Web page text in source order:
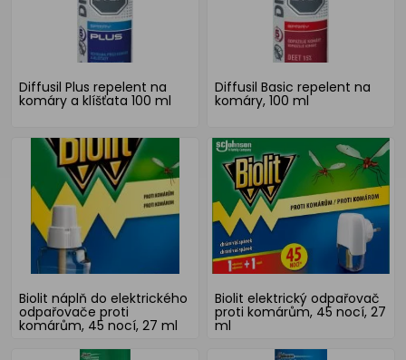
Diffusil Plus repelent na
komáry a klíšťata 100 ml
Diffusil Basic repelent na
komáry, 100 ml
Biolit náplň do elektrického
odpařovače proti
komárům, 45 nocí, 27 ml
Biolit elektrický odpařovač
proti komárům, 45 nocí, 27
ml